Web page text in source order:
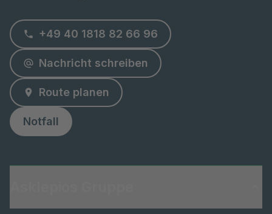
+49 40 1818 82 66 96
Nachricht schreiben
Route planen
Notfall